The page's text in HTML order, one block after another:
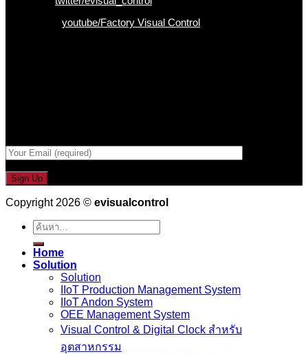
youtube/Factory Visual Control
Copyright 2026 © evisualcontrol
ค้นหา:
Home
Solution
Solution
IIoT Production Management System
IIoT Andon System
OEE Management System
Visual Control & Digital Clock สำหรับ
อุตสาหกรรม